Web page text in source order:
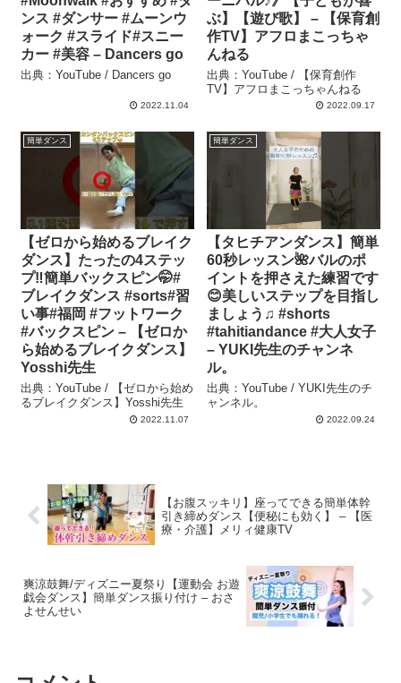
ンス #ダンサー #ムーンウ
ォーク #スライド#スニー
カー #美容 – Dancers go
出典：YouTube / Dancers go
2022.11.04
ぶ】【遊び歌】 – 【保育創
作TV】アフロまこっちゃ
んねる
出典：YouTube / 【保育創作
TV】アフロまこっちゃんねる
2022.09.17
簡単ダンス
【ゼロから始めるブレイク
ダンス】たったの4ステッ
プ‼️簡単バックスピン🤭#
ブレイクダンス #sorts#習
い事#福岡 #フットワーク
#バックスピン – 【ゼロか
ら始めるブレイクダンス】
Yosshi先生
出典：YouTube / 【ゼロから始め
るブレイクダンス】Yosshi先生
2022.11.07
簡単ダンス
【タヒチアンダンス】簡単
60秒レッスン🌺バルのポ
イントを押さえた練習です
😊美しいステップを目指し
ましょう♫ #shorts
#tahitiandance #大人女子
– YUKI先生のチャンネ
ル。
出典：YouTube / YUKI先生のチ
ャンネル。
2022.09.24
【お腹スッキリ】座ってできる簡単体幹
引き締めダンス【便秘にも効く】 – 【医
療・介護】メリィ健康TV
爽涼鼓舞/ディズニー夏祭り【運動会 お遊
戯会ダンス】簡単ダンス振り付け – おさ
よせんせい